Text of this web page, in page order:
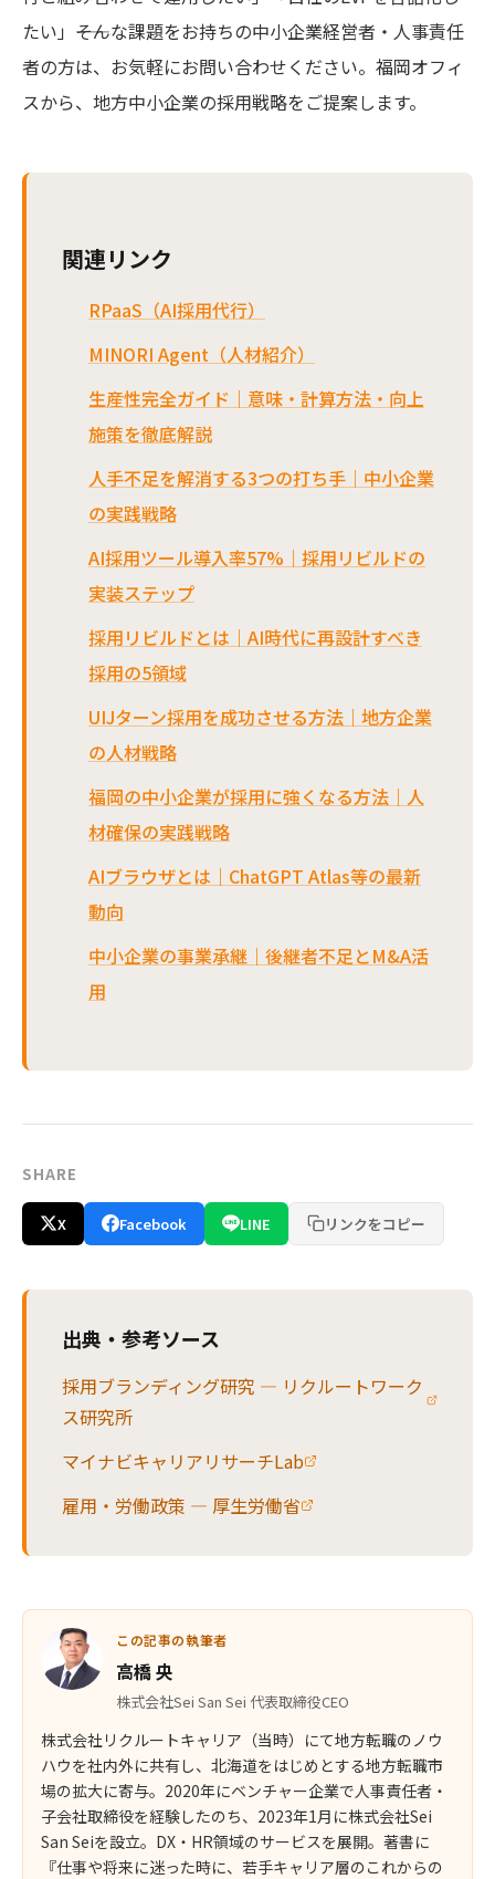
たい」――そんな課題をお持ちの中小企業経営者・人事責任
者の方は、お気軽にお問い合わせください。福岡オフィ
スから、地方中小企業の採用戦略をご提案します。
関連リンク
RPaaS（AI採用代行）
MINORI Agent（人材紹介）
生産性完全ガイド｜意味・計算方法・向上
施策を徹底解説
人手不足を解消する3つの打ち手｜中小企業
の実践戦略
AI採用ツール導入率57%｜採用リビルドの
実装ステップ
採用リビルドとは｜AI時代に再設計すべき
採用の5領域
UIJターン採用を成功させる方法｜地方企業
の人材戦略
福岡の中小企業が採用に強くなる方法｜人
材確保の実践戦略
AIブラウザとは｜ChatGPT Atlas等の最新
動向
中小企業の事業承継｜後継者不足とM&A活
用
SHARE
X Facebook LINE リンクをコピー
出典・参考ソース
採用ブランディング研究 — リクルートワーク
ス研究所
マイナビキャリアリサーチLab
雇用・労働政策 — 厚生労働省
この記事の執筆者
高橋 央
株式会社Sei San Sei 代表取締役CEO
株式会社リクルートキャリア（当時）にて地方転職のノウ
ハウを社内外に共有し、北海道をはじめとする地方転職市
場の拡大に寄与。2020年にベンチャー企業で人事責任者・
子会社取締役を経験したのち、2023年1月に株式会社Sei
San Seiを設立。DX・HR領域のサービスを展開。著書に
『仕事や将来に迷った時に、若手キャリア層のこれからの